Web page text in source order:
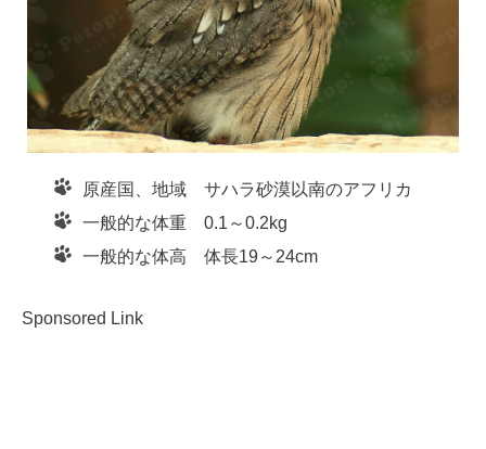
原産国、地域 サハラ砂漠以南のアフリカ
一般的な体重 0.1～0.2kg
一般的な体高 体長19～24cm
Sponsored Link